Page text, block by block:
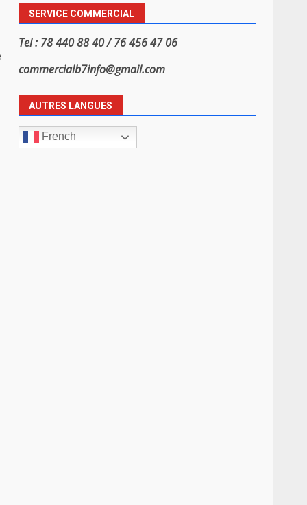
SERVICE COMMERCIAL
Tel : 78 440 88 40 / 76 456 47 06
commercialb7info@gmail.com
AUTRES LANGUES
French